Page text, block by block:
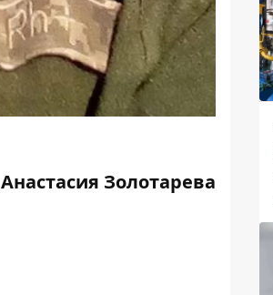
Анастасия Золотарева